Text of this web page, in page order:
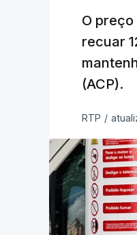
O
recuar
(ACP).
RTP /